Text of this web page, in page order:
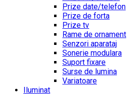
Prize date/telefon
Prize de forta
Prize tv
Rame de ornament
Senzori aparataj
Sonerie modulara
Suport fixare
Surse de lumina
Variatoare
Iluminat